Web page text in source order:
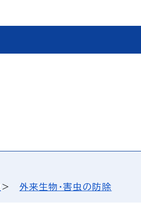
外来生物・害虫の防除